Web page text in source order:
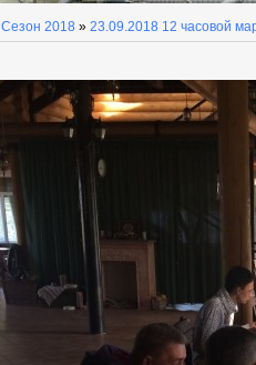
Сезон 2018 » 23.09.2018 12 часовой